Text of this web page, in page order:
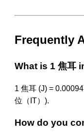
Frequently
What is 1 焦耳
1 焦耳 (J) =
位（IT）).
How do you